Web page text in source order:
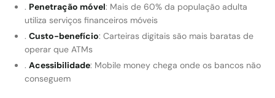
. Penetração móvel: Mais de 60% da população adulta
utiliza serviços financeiros móveis
. Custo-benefício: Carteiras digitais são mais baratas de
operar que ATMs
. Acessibilidade: Mobile money chega onde os bancos não
conseguem